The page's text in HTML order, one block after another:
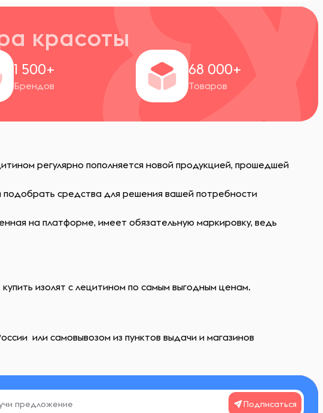
красоты
1 500+
Брендов
68 000+
Товаров
регулярно пополняется новой продукцией, прошедшей
подобрать средства для решения вашей потребности
на платформе, имеет обязательную маркировку, ведь
изолят с лецитином по самым выгодным ценам.
или самовывозом из пунктов выдачи и магазинов
Подписаться